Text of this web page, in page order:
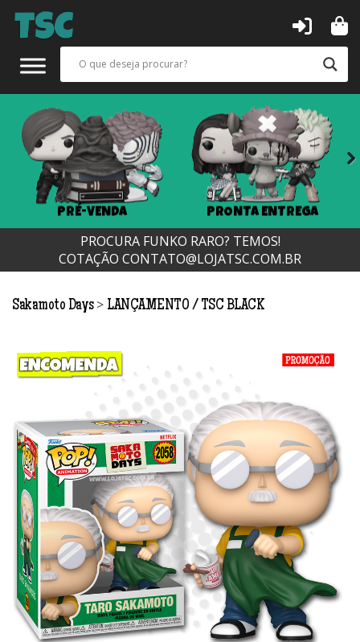
PRÉ-VENDA PRONTA ENTREGA
PROCURA FUNKO RARO? TEMOS!
COTAÇÃO CONTATO@LOJATSC.COM.BR
Sakamoto Days > LANÇAMENTO TSC BLACK